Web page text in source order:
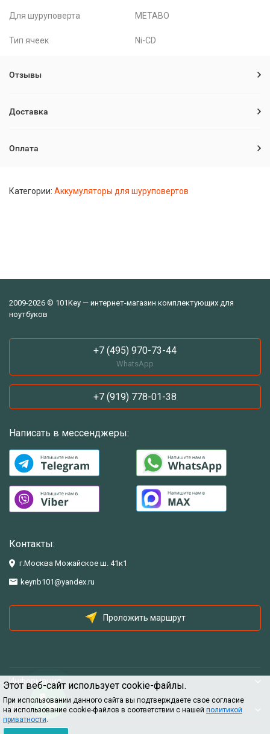
Этот веб-сайт использует cookie-файлы.
При использовании данного сайта вы подтверждаете свое согласие
на использование cookie-файлов в соответствии с нашей политикой
приватности.
Для шуруповерта METABO
Тип ячеек Ni-CD
Отзывы
Доставка
Оплата
Категории: Аккумуляторы для шуруповертов
2009-2026 © 101Key — интернет-магазин комплектующих для
ноутбуков
+7 (495) 970-73-44
WhatsApp
+7 (919) 778-01-38
Написать в мессенджеры:
Контакты:
г.Москва Можайское ш. 41к1
keynb101@yandex.ru
Проложить маршрут
Информация
Помощь